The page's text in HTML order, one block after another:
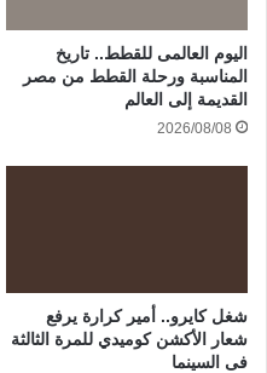
اليوم العالمى للقطط.. تاريخ
المناسبة ورحلة القطط من مصر
القديمة إلى العالم
2026/08/08
شغل كايرو.. أمير كرارة يرفع
شعار الأكشن كوميدي للمرة الثالثة
فى السينما